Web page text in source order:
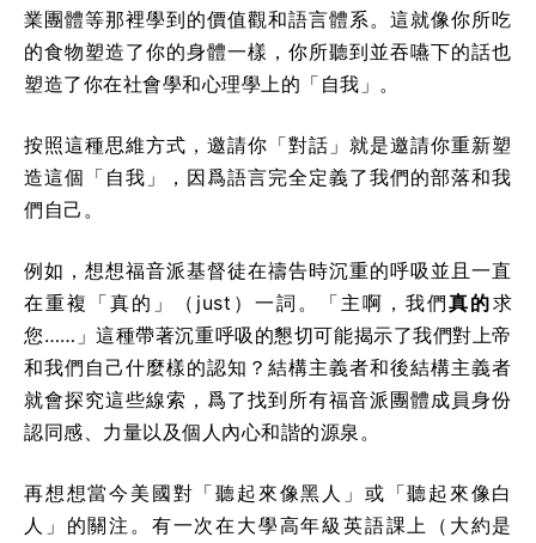
業團體等那裡學到的價值觀和語言體系。這就像你所吃
的食物塑造了你的身體一樣，你所聽到並吞嚥下的話也
塑造了你在社會學和心理學上的「自我」。
按照這種思維方式，邀請你「對話」就是邀請你重新塑
造這個「自我」，因爲語言完全定義了我們的部落和我
們自己。
例如，想想福音派基督徒在禱告時沉重的呼吸並且一直
在重複「真的」（just）一詞。「主啊，我們真的求
您……」這種帶著沉重呼吸的懇切可能揭示了我們對上帝
和我們自己什麼樣的認知？結構主義者和後結構主義者
就會探究這些線索，爲了找到所有福音派團體成員身份
認同感、力量以及個人內心和諧的源泉。
再想想當今美國對「聽起來像黑人」或「聽起來像白
人」的關注。有一次在大學高年級英語課上（大約是